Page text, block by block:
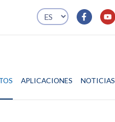
APLICACIONES NOTICIAS
PRODUCTOS APLICACIONES